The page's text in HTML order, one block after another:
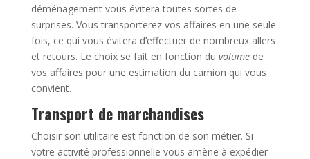
déménagement vous évitera toutes sortes de
surprises. Vous transporterez vos affaires en une seule
fois, ce qui vous évitera d’effectuer de nombreux allers
et retours. Le choix se fait en fonction du volumede
vos affaires pour une estimation du camion qui vous
convient.
Transport de marchandises
Choisir son utilitaire est fonction de son métier. Si
votre activité professionnelle vous amène à expédier